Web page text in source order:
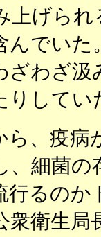
上げら
んでいた
ざわざ汲
りしてい
ら、疫
、細菌
行るのか
衆衛生局